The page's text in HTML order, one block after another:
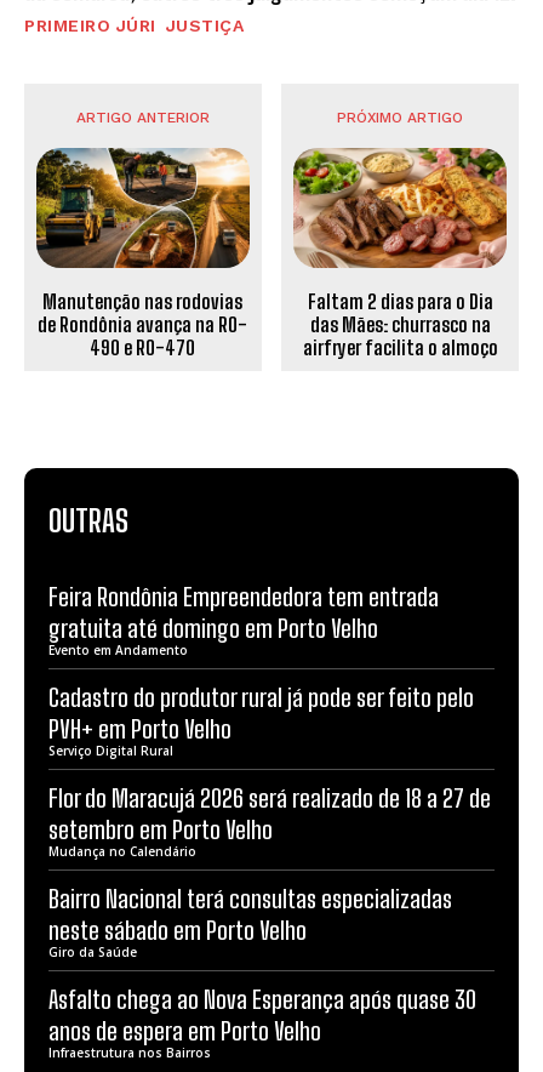
PRIMEIRO JÚRI JUSTIÇA
ARTIGO ANTERIOR
Manutenção nas rodovias
de Rondônia avança na RO-
490 e RO-470
PRÓXIMO ARTIGO
Faltam 2 dias para o Dia
das Mães: churrasco na
airfryer facilita o almoço
OUTRAS
Feira Rondônia Empreendedora tem entrada
gratuita até domingo em Porto Velho
Evento em Andamento
Cadastro do produtor rural já pode ser feito pelo
PVH+ em Porto Velho
Serviço Digital Rural
Flor do Maracujá 2026 será realizado de 18 a 27 de
setembro em Porto Velho
Mudança no Calendário
Bairro Nacional terá consultas especializadas
neste sábado em Porto Velho
Giro da Saúde
Asfalto chega ao Nova Esperança após quase 30
anos de espera em Porto Velho
Infraestrutura nos Bairros